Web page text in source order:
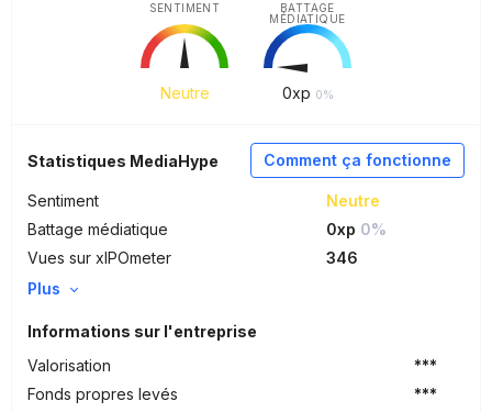
Neutre
SENTIMENT
0xp 0%
BATTAGE
MÉDIATIQUE
Comment ça fonctionne
Statistiques MediaHype
Sentiment
Neutre
Battage médiatique
0xp 0%
Vues sur xIPOmeter
346
Plus
Informations sur l'entreprise
Valorisation
***
Fonds propres levés
***